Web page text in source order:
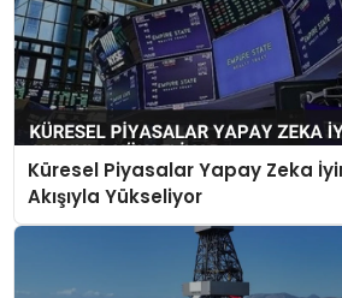
Küresel Piyasalar Yapay Zeka
Akışıyla Yükseliyor